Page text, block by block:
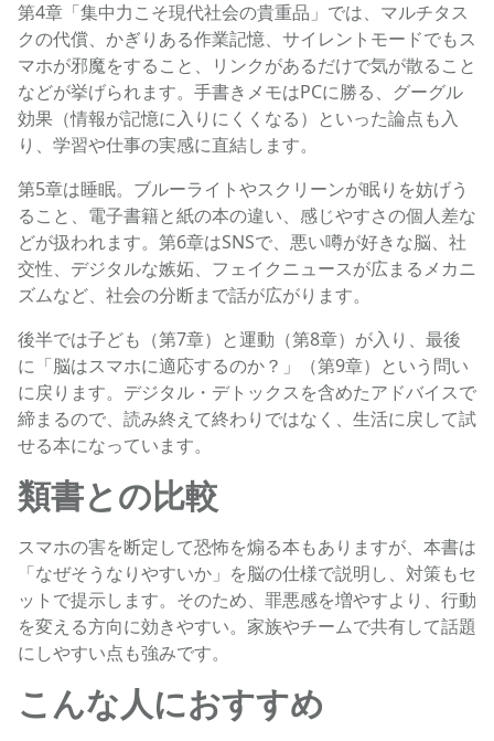
第4章「集中力こそ現代社会の貴重品」では、マルチタス
クの代償、かぎりある作業記憶、サイレントモードでもス
マホが邪魔をすること、リンクがあるだけで気が散ること
などが挙げられます。手書きメモはPCに勝る、グーグル
効果（情報が記憶に入りにくくなる）といった論点も入
り、学習や仕事の実感に直結します。
第5章は睡眠。ブルーライトやスクリーンが眠りを妨げう
ること、電子書籍と紙の本の違い、感じやすさの個人差な
どが扱われます。第6章はSNSで、悪い噂が好きな脳、社
交性、デジタルな嫉妬、フェイクニュースが広まるメカニ
ズムなど、社会の分断まで話が広がります。
後半では子ども（第7章）と運動（第8章）が入り、最後
に「脳はスマホに適応するのか？」（第9章）という問い
に戻ります。デジタル・デトックスを含めたアドバイスで
締まるので、読み終えて終わりではなく、生活に戻して試
せる本になっています。
類書との比較
スマホの害を断定して恐怖を煽る本もありますが、本書は
「なぜそうなりやすいか」を脳の仕様で説明し、対策もセ
ットで提示します。そのため、罪悪感を増やすより、行動
を変える方向に効きやすい。家族やチームで共有して話題
にしやすい点も強みです。
こんな人におすすめ